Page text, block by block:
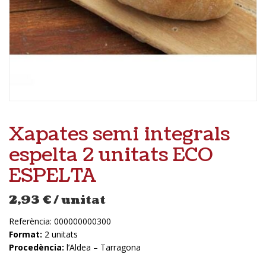
Xapates semi integrals
espelta 2 unitats ECO
ESPELTA
2,93 €/ unitat
Referència: 000000000300
Format: 2 unitats
Procedència: l’Aldea – Tarragona